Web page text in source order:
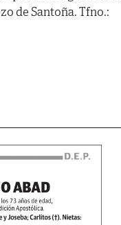
de Santoña. Tfno.: